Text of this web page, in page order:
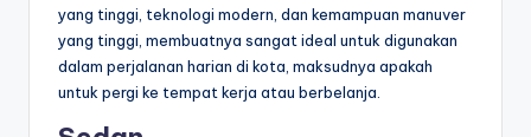
yang tinggi, teknologi modern, dan kemampuan manuver
yang tinggi, membuatnya sangat ideal untuk digunakan
dalam perjalanan harian di kota, maksudnya apakah
untuk pergi ke tempat kerja atau berbelanja.